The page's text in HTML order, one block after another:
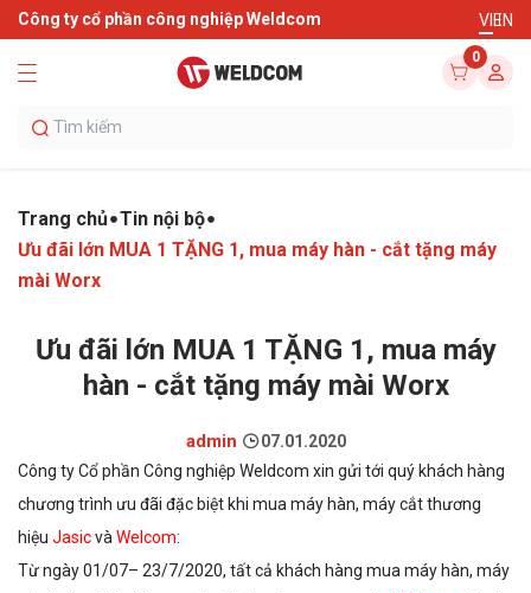
Công ty cổ phần công nghiệp Weldcom VIEN
0
Trang chủ Tin nội bộ
Ưu đãi lớn MUA 1 TẶNG 1, mua máy hàn - cắt tặng máy
mài Worx
Ưu đãi lớn MUA 1 TẶNG 1, mua máy
hàn - cắt tặng máy mài Worx
admin
07.01.2020
Công ty Cổ phần Công nghiệp Weldcom xin gửi tới quý khách hàng
chương trình ưu đãi đặc biệt khi mua máy hàn, máy cắt thương
hiệu Jasicvà Welcom:
Từ ngày 01/07– 23/7/2020, tất cả khách hàng mua máy hàn, máy